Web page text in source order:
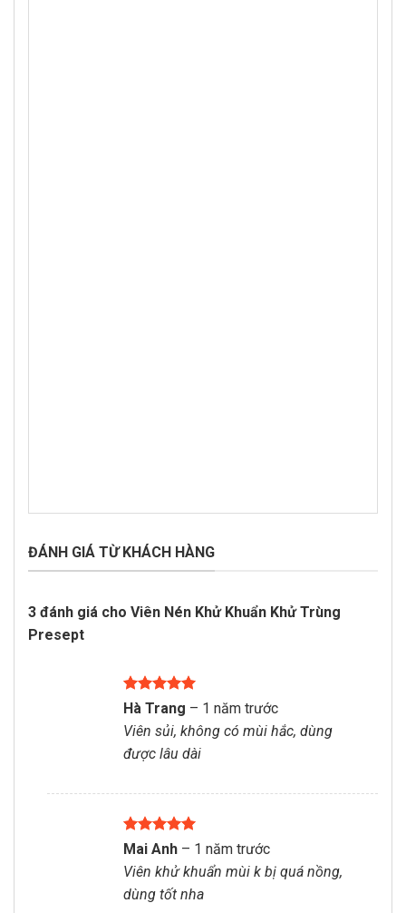
ĐÁNH GIÁ TỪ KHÁCH HÀNG
3 đánh giá cho Viên Nén Khử Khuẩn Khử Trùng
Presept
Được xếp
5
sao
Hà Trang – 1 năm trước
Viên sủi, không có mùi hắc, dùng
được lâu dài
Được xếp
sao
Mai Anh – 1 năm trước
Viên khử khuẩn mùi k bị quá nồng,
dùng tốt nha